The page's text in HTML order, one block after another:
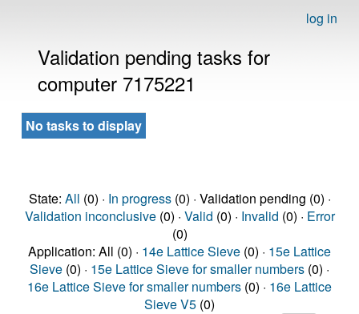
log in
Validation pending tasks for
computer 7175221
No tasks to display
State: All (0) · In progress(0) · Validation pending (0) ·
Validation inconclusive(0) · Valid (0) · Invalid (0) · Error
(0)
Application: All (0) · 14e Lattice Sieve (0) · 15e Lattice
Sieve (0) · 15e Lattice Sieve for smaller numbers (0) ·
16e Lattice Sieve for smaller numbers (0) · 16e Lattice
Sieve V5 (0)